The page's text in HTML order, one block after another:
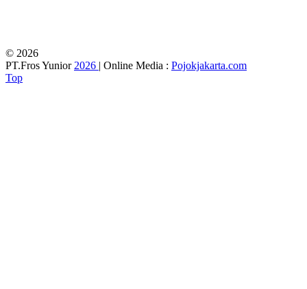
© 2026
PT.Fros Yunior2026 | Online Media : Pojokjakarta.com
Top